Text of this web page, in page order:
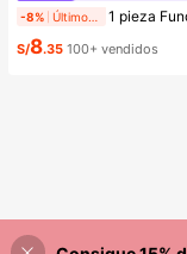
-8% Últimos 2 días 1 pieza Funda de teléfono de textura suave de TPU con ola de dopamina en crema, diseño con flor
S/8.35 100+ vendidos